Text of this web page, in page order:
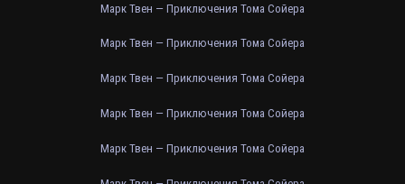
Марк Твен — Приключения Тома Сойера
Марк Твен — Приключения Тома Сойера
Марк Твен — Приключения Тома Сойера
Марк Твен — Приключения Тома Сойера
Марк Твен — Приключения Тома Сойера